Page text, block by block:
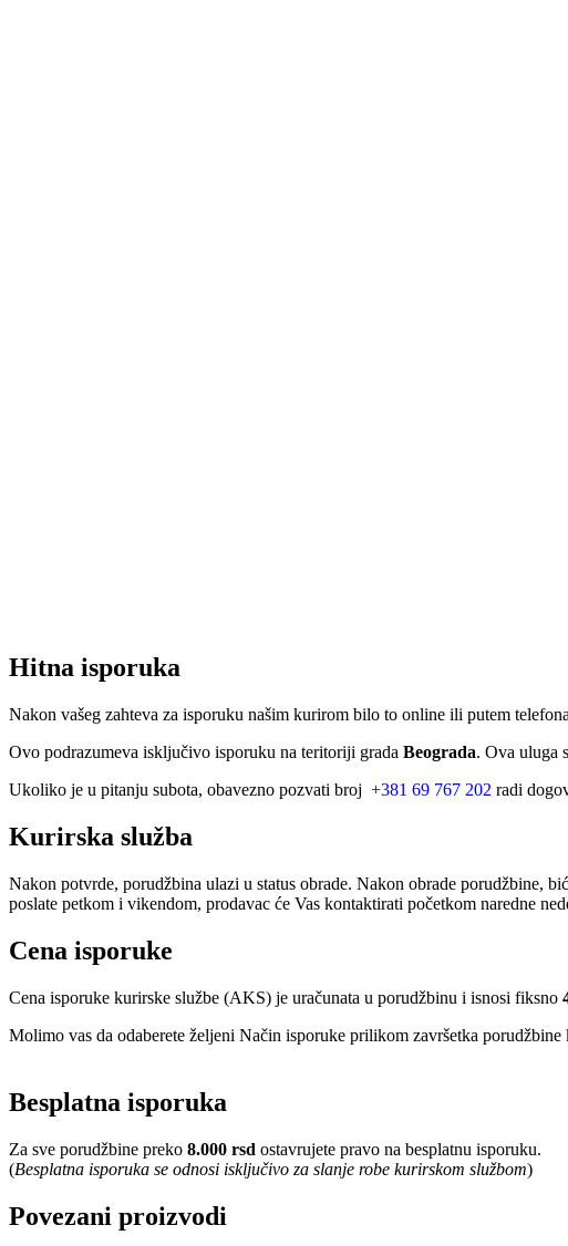
Hitna isporuka
Nakon vašeg zahteva za isporuku našim kurirom bilo to online ili putem
Ovo podrazumeva isključivo isporuku na teritoriji grada Beograda. Ova uluga
Ukoliko je u pitanju subota, obavezno pozvati broj +381 69 767 202 radi
Kurirska služba
Nakon potvrde, porudžbina ulazi u status obrade. Nakon obrade porudžbine,
poslate petkom i vikendom, prodavac će Vas kontaktirati početkom naredne
Cena isporuke
Cena isporuke kurirske službe (AKS) je uračunata u porudžbinu i isnosi fiksno
Molimo vas da odaberete željeni Način isporuke prilikom završetka
Besplatna isporuka
Za sve porudžbine preko 8.000 rsd ostavrujete pravo na besplatnu isporuku.
(Besplatna isporuka se odnosi isključivo za slanje robe kurirskom službom)
Povezani proizvodi